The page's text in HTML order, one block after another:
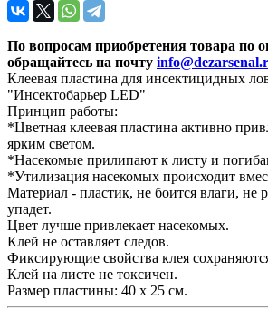
По вопросам приобретения товара по
обращайтесь на почту
Клеевая пластина для инсектицидных
"Инсектобарьер LED"
Принцип работы:
*Цветная клеевая пластина активно
ярким светом.
*Насекомые прилипают к листу и
*Утилизация насекомых происходит
Материал - пластик, не боится влаги, не
упадет.
Цвет лучше привлекает насекомых.
Клей не оставляет следов.
Фиксирующие свойства клея
Клей на листе не токсичен.
Размер пластины: 40 х 25 см.